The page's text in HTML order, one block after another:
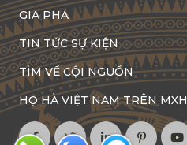
GIA PHẢ
TIN TỨC SỰ KIỆN
TÌM VỀ CỘI NGUỒN
HỌ HÀ VIỆT NAM TRÊN MXH